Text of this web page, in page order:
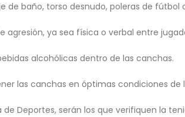
de baño, torso desnudo, poleras de fútbol
agresión, ya sea física o verbal entre
alcohólicas dentro de las canchas.
las canchas en óptimas condiciones
de Deportes, serán los que verifiquen la